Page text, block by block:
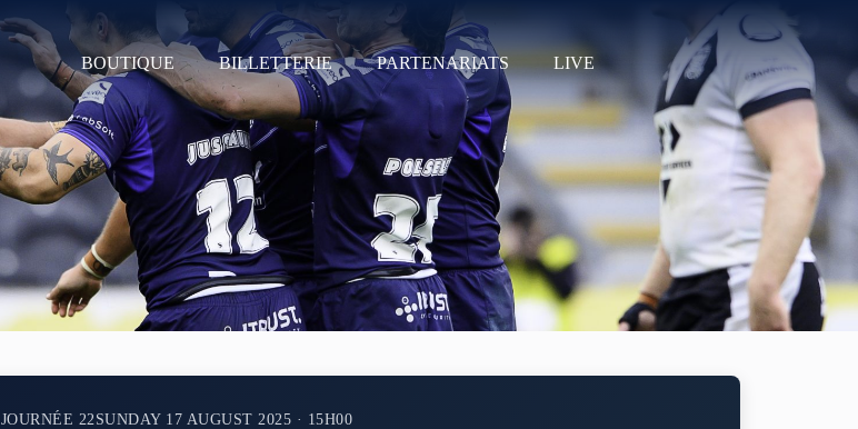
BOUTIQUE BILLETTERIE PARTENARIATS LIVE
JOURNÉE 22SUNDAY 17 AUGUST 2025 · 15H00